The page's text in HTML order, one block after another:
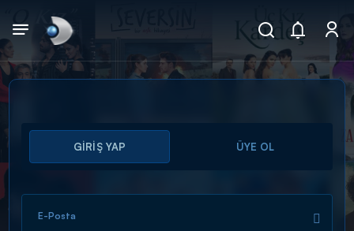
Arama
ARAMA SONUÇLARI
GİRİŞ YAP ÜYE OL
E-Posta